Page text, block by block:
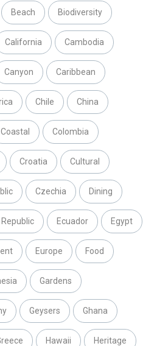
Beach Biodiversity
California Cambodia
Canyon Caribbean
Chile China
Coastal Colombia
Croatia Cultural
Czechia Dining
Ecuador Egypt
Europe Food
Gardens
Geysers Ghana
Hawaii Heritage